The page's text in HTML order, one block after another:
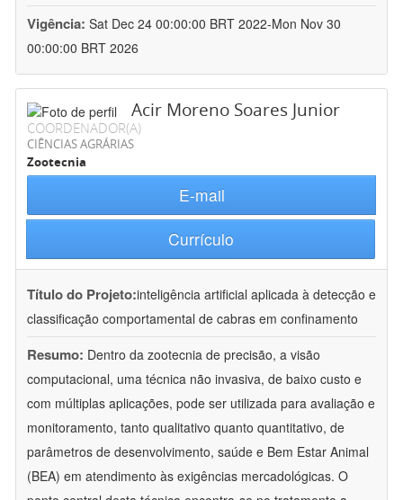
Vigência: Sat Dec 24 00:00:00 BRT 2022-Mon Nov 30
00:00:00 BRT 2026
Acir Moreno Soares Junior
COORDENADOR(A)
CIÊNCIAS AGRÁRIAS
Zootecnia
E-mail
Currículo
Título do Projeto:inteligência artificial aplicada à detecção e
classificação comportamental de cabras em confinamento
Resumo: Dentro da zootecnia de precisão, a visão
computacional, uma técnica não invasiva, de baixo custo e
com múltiplas aplicações, pode ser utilizada para avaliação e
monitoramento, tanto qualitativo quanto quantitativo, de
parâmetros de desenvolvimento, saúde e Bem Estar Animal
(BEA) em atendimento às exigências mercadológicas. O